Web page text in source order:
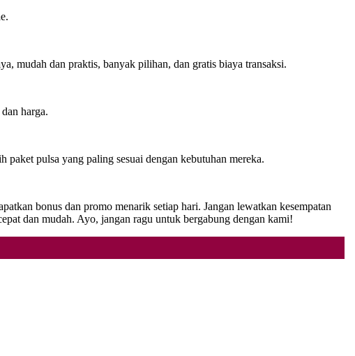
mudah dan praktis, banyak pilihan, dan gratis biaya transaksi.
harga.
pulsa yang paling sesuai dengan kebutuhan mereka.
bonus dan promo menarik setiap hari. Jangan lewatkan kesempatan
dan mudah. Ayo, jangan ragu untuk bergabung dengan kami!